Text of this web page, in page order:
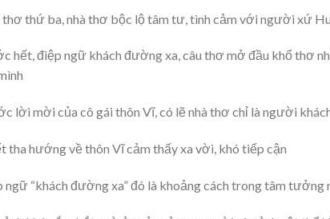
thứ ba, nhà thơ bộc lộ tâm tư, tình cảm với người xứ
hết, điệp ngữ khách đường xa, câu thơ mở đầu khổ thơ
lời mời của cô gái thôn Vĩ, có lẽ nhà thơ chỉ là người
tha hướng về thôn Vĩ cảm thấy xa vời, khó tiếp cận
ngữ “khách đường xa” đó là khoảng cách trong tâm tưởng